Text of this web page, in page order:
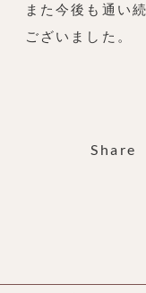
また今後も通い
ございました。
Share